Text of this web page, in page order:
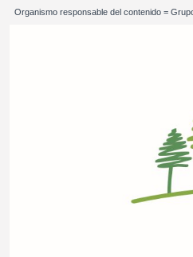
Organismo responsable del contenido =